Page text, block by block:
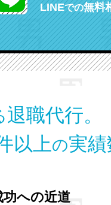
LINEでの無料
退職代行。
以上の実績
功への近道